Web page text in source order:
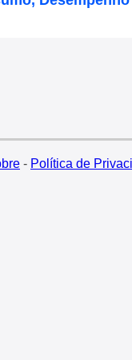
- Política de